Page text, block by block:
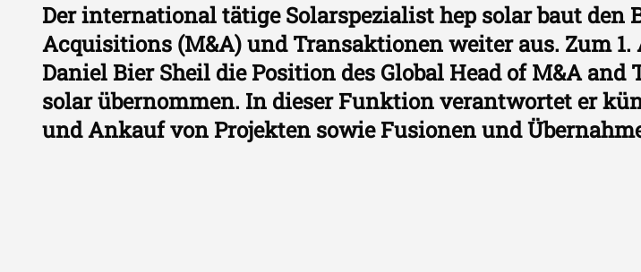
Der international tätige Solarspezialist hep solar baut den
Acquisitions (M&A) und Transaktionen weiter aus. Zum 1.
Daniel Bier Sheil die Position des Global Head of M&A and
solar übernommen. In dieser Funktion verantwortet er
und Ankauf von Projekten sowie Fusionen und